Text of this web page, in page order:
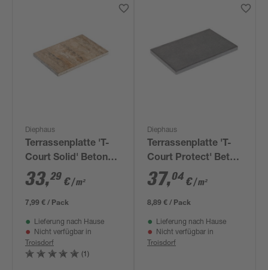
Diephaus
Terrassenplatte 'T-
Court Solid' Beton
muschelkalkfarben
60 x 40 x 4 cm
33,29 €/ m²
7,99 € / Pack
Lieferung nach Hause
Nicht verfügbar in
Troisdorf
(1)
Diephaus
Terrassenplatte 'T-
Court Protect' Beton
60 x 40 x 4 cm
37,04 €/ m²
8,89 € / Pack
Lieferung nach Hause
Nicht verfügbar in
Troisdorf